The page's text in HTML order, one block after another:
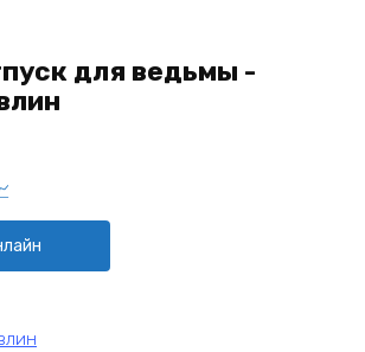
для ведьмы -